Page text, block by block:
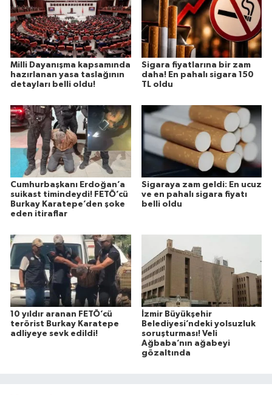
Milli Dayanışma kapsamında
hazırlanan yasa taslağının
detayları belli oldu!
Sigara fiyatlarına bir zam
daha! En pahalı sigara 150
TL oldu
Cumhurbaşkanı Erdoğan’a
suikast timindeydi! FETÖ’cü
Burkay Karatepe’den şoke
eden itiraflar
Sigaraya zam geldi: En ucuz
ve en pahalı sigara fiyatı
belli oldu
10 yıldır aranan FETÖ’cü
terörist Burkay Karatepe
adliyeye sevk edildi!
İzmir Büyükşehir
Belediyesi’ndeki yolsuzluk
soruşturması! Veli
Ağbaba’nın ağabeyi
gözaltında